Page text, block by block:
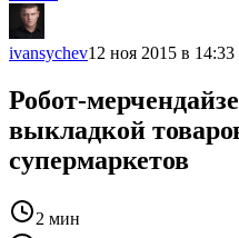
ivansychev12 ноя 2015 в 14:33
Робот-
выкладкой
супермаркетов
2 мин